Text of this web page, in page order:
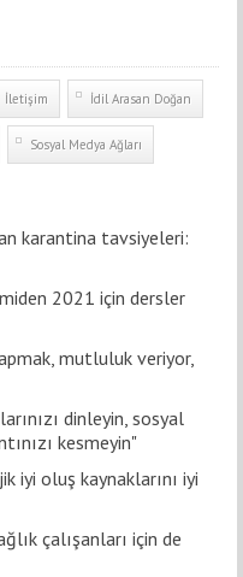
İletişim İdil Arasan Doğan
Sosyal Medya Ağları
karantina tavsiyeleri:
2021 için dersler
mutluluk veriyor,
dinleyin, sosyal
kesmeyin"
iyi oluş kaynaklarını iyi
çalışanları için de